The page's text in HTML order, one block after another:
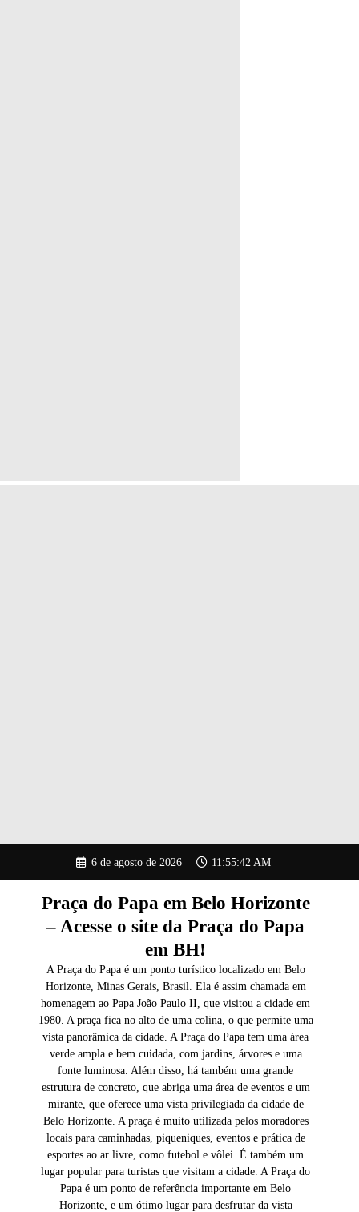
o
6 de agosto de 2026 11:55:43 AM
Praça do Papa em Belo Horizonte
– Acesse o site da Praça do Papa
em BH!
A Praça do Papa é um ponto turístico localizado em Belo
Horizonte, Minas Gerais, Brasil. Ela é assim chamada em
homenagem ao Papa João Paulo II, que visitou a cidade em
1980. A praça fica no alto de uma colina, o que permite uma
vista panorâmica da cidade. A Praça do Papa tem uma área
verde ampla e bem cuidada, com jardins, árvores e uma
fonte luminosa. Além disso, há também uma grande
estrutura de concreto, que abriga uma área de eventos e um
mirante, que oferece uma vista privilegiada da cidade de
Belo Horizonte. A praça é muito utilizada pelos moradores
locais para caminhadas, piqueniques, eventos e prática de
esportes ao ar livre, como futebol e vôlei. É também um
lugar popular para turistas que visitam a cidade. A Praça do
Papa é um ponto de referência importante em Belo
Horizonte, e um ótimo lugar para desfrutar da vista